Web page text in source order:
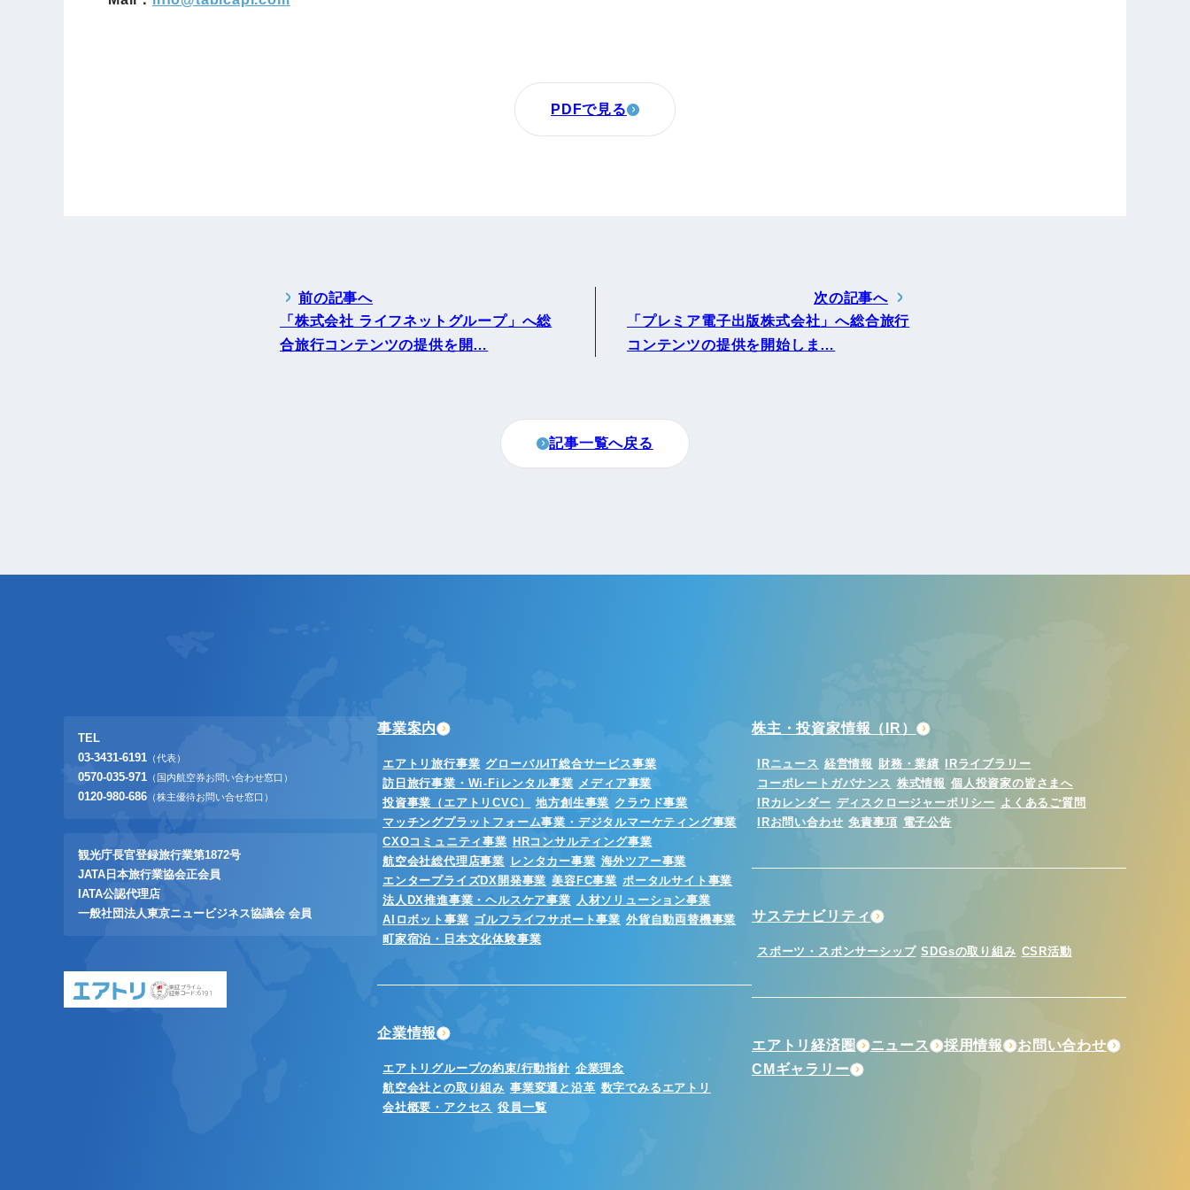
PDFで見る
前の記事へ
「株式会社 ライフネットグループ」へ総
合旅行コンテンツの提供を開…
次の記事へ
「プレミア電子出版株式会社」へ総合旅行
コンテンツの提供を開始しま…
記事一覧へ戻る
TEL
03-3431-6191 （代表）
0570-035-971 （国内航空券お問い合わせ窓口）
0120-980-686 （株主優待お問い合せ窓口）
観光庁長官登録旅行業第1872号
JATA日本旅行業協会正会員
IATA公認代理店
一般社団法人東京ニュービジネス協議会 会員
東証プライム
証券コード:6191
事業案内
エアトリ旅行事業 グローバルIT総合サービス事業
訪日旅行事業・Wi-Fiレンタル事業 メディア事業
投資事業（エアトリCVC）
地方創生事業 クラウド事業
マッチングプラットフォーム事業・デジタルマーケティング事業
CXOコミュニティ事業 HRコンサルティング事業
航空会社総代理店事業 レンタカー事業 海外ツアー事業
エンタープライズDX開発事業 美容FC事業 ポータルサイト事業
法人DX推進事業・ヘルスケア事業 人材ソリューション事業
AIロボット事業 ゴルフライフサポート事業 外貨自動両替機事業
町家宿泊・日本文化体験事業
企業情報
エアトリグループの約束/行動指針 企業理念
航空会社との取り組み 事業変遷と沿革 数字でみるエアトリ
会社概要・アクセス 役員一覧
株主・投資家情報（IR）
IRニュース 経営情報 財務・業績
IRライブラリー
コーポレートガバナンス 株式情報 個人投資家の皆さまへ
IRカレンダー ディスクロージャーポリシー よくあるご質問
IRお問い合わせ 免責事項 電子公告
サステナビリティ
スポーツ・スポンサーシップ SDGsの取り組み CSR活動
エアトリ経済圏 ニュース 採用情報
お問い合わせ
CMギャラリー